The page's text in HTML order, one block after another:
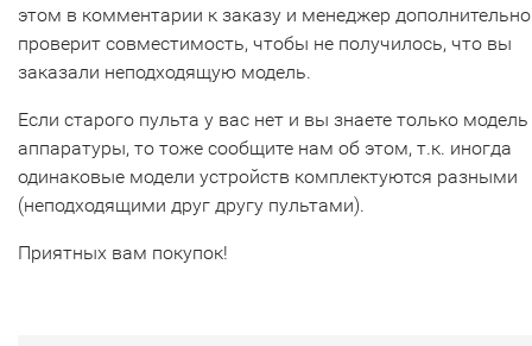
этом в комментарии к заказу и менеджер дополнительно
проверит совместимость, чтобы не получилось, что вы
заказали неподходящую модель.
Если старого пульта у вас нет и вы знаете только модель
аппаратуры, то тоже сообщите нам об этом, т.к. иногда
одинаковые модели устройств комплектуются разными
(неподходящими друг другу пультами).
Приятных вам покупок!